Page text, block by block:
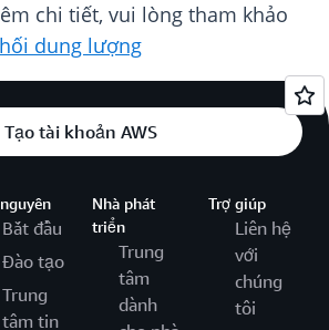
chi tiết, vui lòng tham khảo
dung lượng
Tạo tài khoản AWS
Bắt đầu
Đào tạo
Trung
tâm tin
Nhà phát
triển
Trung
tâm
dành
Trợ giúp
Liên hệ
với
chúng
tôi